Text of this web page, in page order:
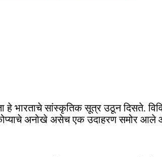
हे भारताचे सांस्कृतिक सूत्र उठून दिसते.
अनोखे असेच एक उदाहरण समोर आले